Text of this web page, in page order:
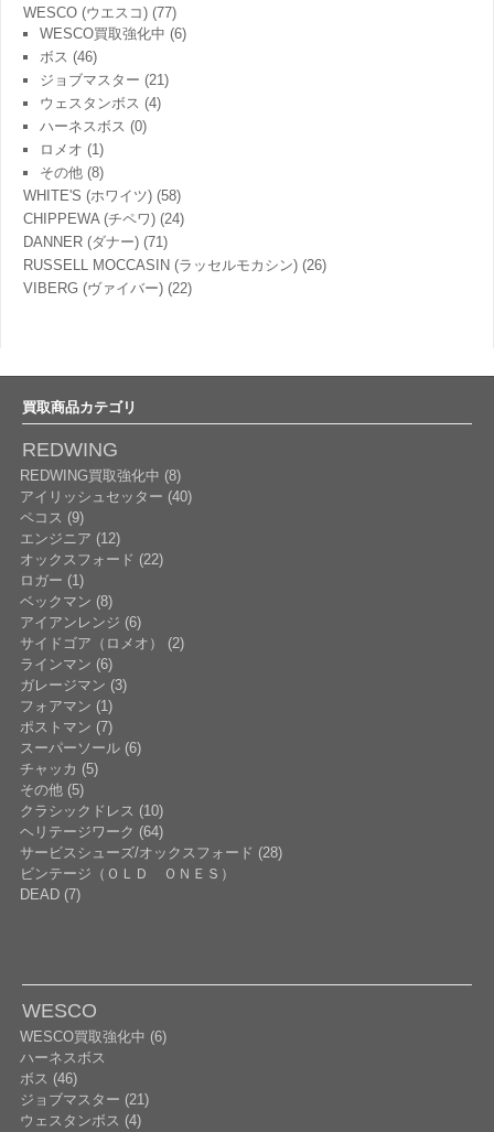
WESCO (ウエスコ) (77)
WESCO買取強化中 (6)
ボス (46)
ジョブマスター (21)
ウェスタンボス (4)
ハーネスボス (0)
ロメオ (1)
その他 (8)
WHITE'S (ホワイツ) (58)
CHIPPEWA (チペワ) (24)
DANNER (ダナー) (71)
RUSSELL MOCCASIN (ラッセルモカシン) (26)
VIBERG (ヴァイバー) (22)
買取商品カテゴリ
REDWING
REDWING買取強化中 (8)
アイリッシュセッター (40)
ペコス (9)
エンジニア (12)
オックスフォード (22)
ロガー (1)
ベックマン (8)
アイアンレンジ (6)
サイドゴア（ロメオ） (2)
ラインマン (6)
ガレージマン (3)
フォアマン (1)
ポストマン (7)
スーパーソール (6)
チャッカ (5)
その他 (5)
クラシックドレス (10)
ヘリテージワーク (64)
サービスシューズ/オックスフォード (28)
ビンテージ（ＯＬＤ ＯＮＥＳ）
DEAD (7)
WESCO
WESCO買取強化中 (6)
ハーネスボス
ボス (46)
ジョブマスター (21)
ウェスタンボス (4)